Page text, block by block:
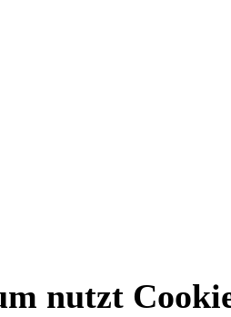
nutzt